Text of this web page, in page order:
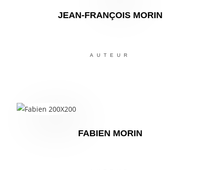
JEAN-FRANÇOIS MORIN
AUTEUR
FABIEN MORIN